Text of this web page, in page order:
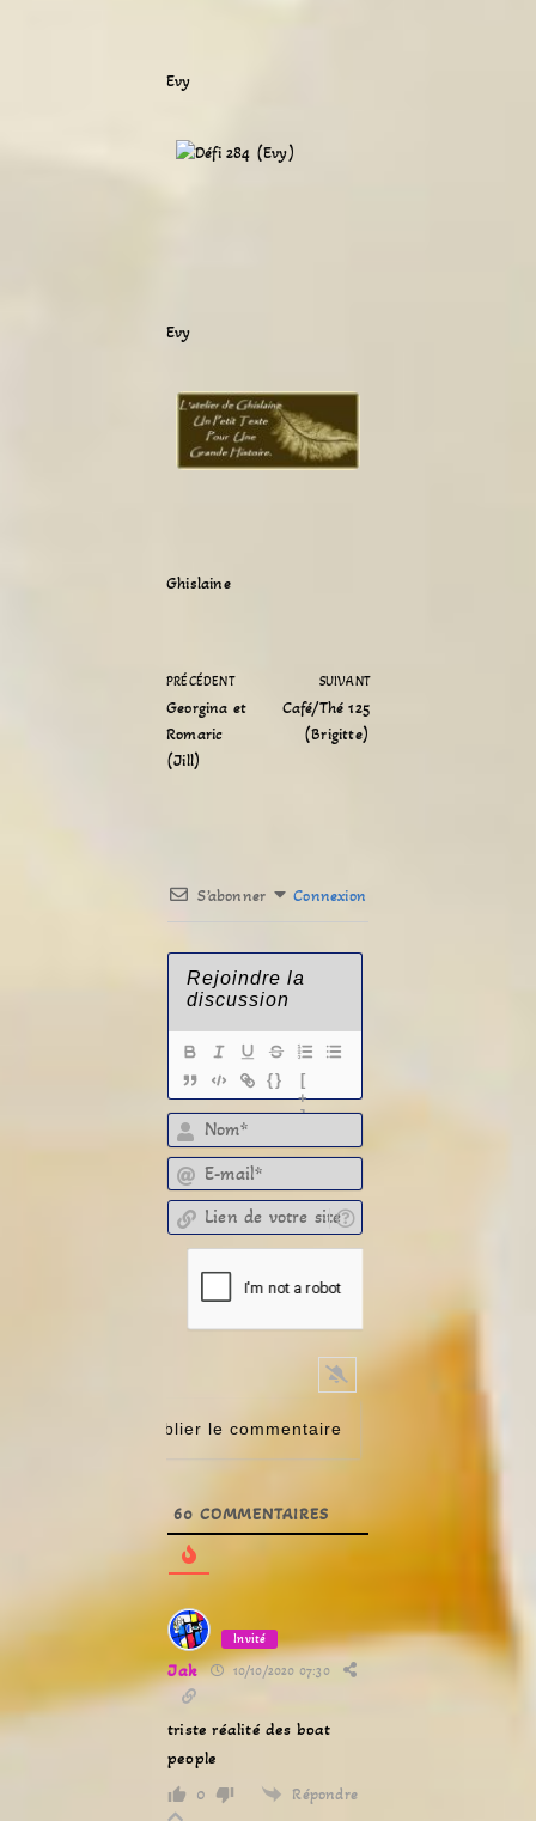
Evy
Evy
Ghislaine
PRÉCÉDENT
Georgina et
Romaric
(Jill)
SUIVANT
Café/Thé 125
(Brigitte)
S’abonner Connexion
{}
[
+
]
60 COMMENTAIRES
Invité
Jak 10/10/2020 07:30
triste réalité des boat
people
0 Répondre